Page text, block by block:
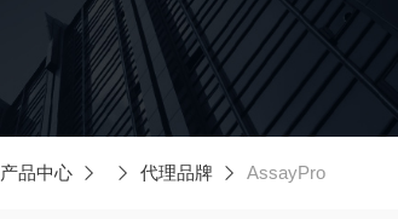
产品中心 代理品牌 AssayPro